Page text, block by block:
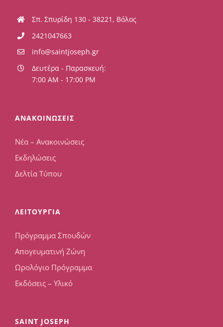
Σπ. Σπυρίδη 130 - 38221, Βόλος
2421047663
info@saintjoseph.gr
Δευτέρα - Παρασκευή:
7:00 AM - 17:00 PM
ΑΝΑΚΟΙΝΩΣΕΙΣ
Νέα – Ανακοινώσεις
Εκδηλώσεις
Δελτία Τύπου
ΛΕΙΤΟΥΡΓΙΑ
Πρόγραμμα Σπουδών
Απογευματινή Ζώνη
Ωρολόγιο Πρόγραμμα
Εκδόσεις – Υλικό
SAINT JOSEPH